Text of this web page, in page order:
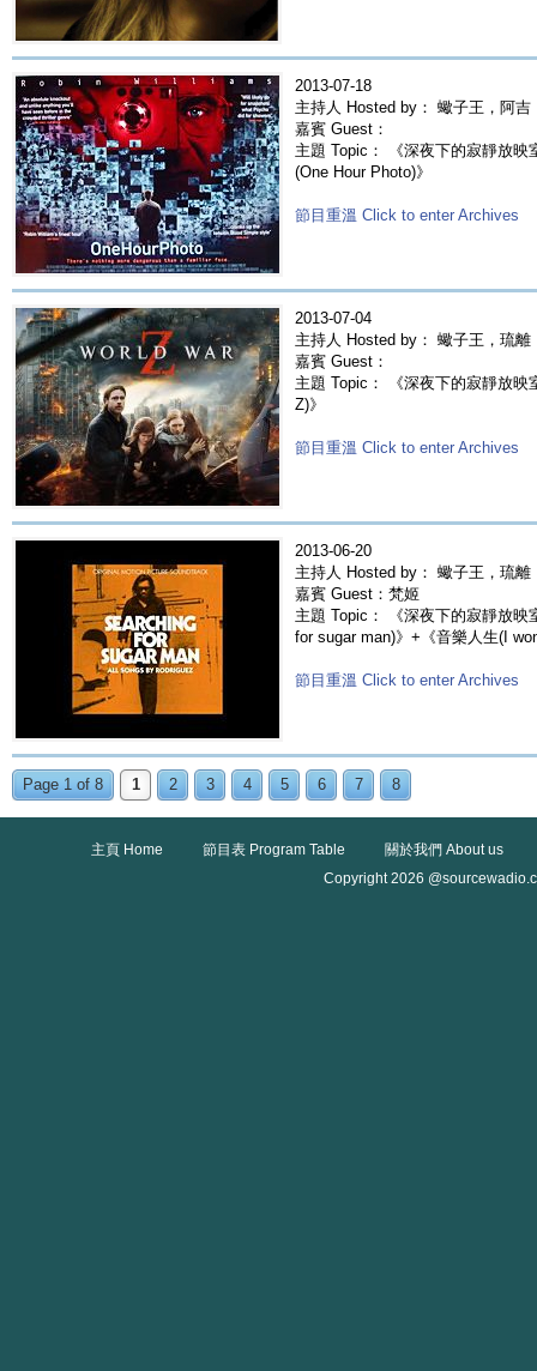
2013-07-18
主持人 Hosted by： 蠍子王，阿吉
嘉賓 Guest：
主題 Topic： 《深夜下的寂靜放
(One Hour Photo)》
節目重溫 Click to enter Archives
2013-07-04
主持人 Hosted by： 蠍子王，琉離
嘉賓 Guest：
主題 Topic： 《深夜下的寂靜放映
Z)》
節目重溫 Click to enter Archives
2013-06-20
主持人 Hosted by： 蠍子王，琉離
嘉賓 Guest：梵姬
主題 Topic： 《深夜下的寂靜放映
for sugar man)》+《音樂人生(I
節目重溫 Click to enter Archives
Page 1 of 8 1 2 3 4 5 6 7 8
主頁 Home 節目表 Program Table
關於我們 About us
Copyright 2026